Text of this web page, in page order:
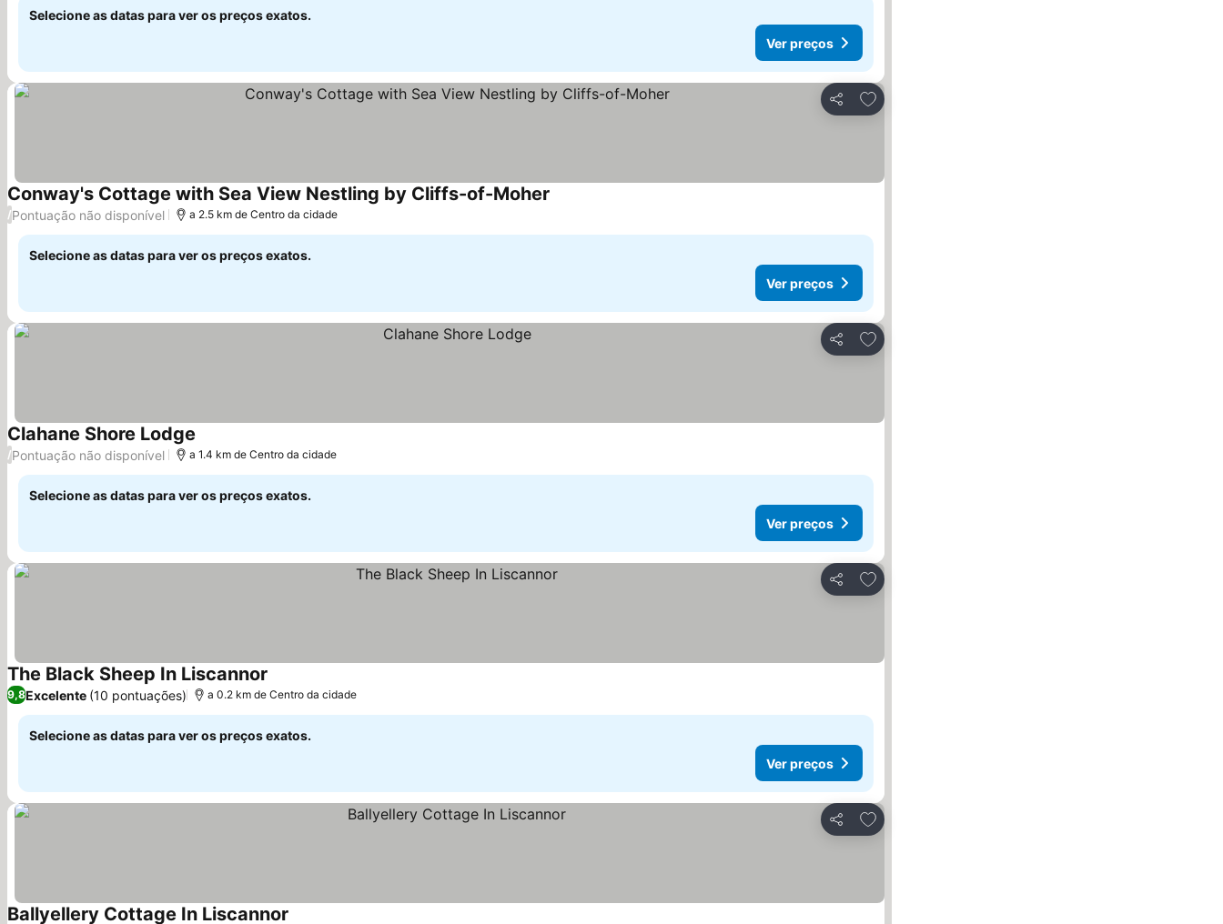
Selecione as datas para ver os preços exatos.
Ver preços
Partilhar
Adicionar aos favoritos
Conway's Cottage with Sea View Nestling by Cliffs-of-Moher
/Pontuação não disponível a 2.5 km de Centro da cidade
Selecione as datas para ver os preços exatos.
Ver preços
Partilhar
Adicionar aos favoritos
Clahane Shore Lodge
/Pontuação não disponível a 1.4 km de Centro da cidade
Selecione as datas para ver os preços exatos.
Ver preços
Partilhar
Adicionar aos favoritos
The Black Sheep In Liscannor
9,8Excelente (10 pontuações) a 0.2 km de Centro da cidade
Selecione as datas para ver os preços exatos.
Ver preços
Partilhar
Adicionar aos favoritos
Ballyellery Cottage In Liscannor